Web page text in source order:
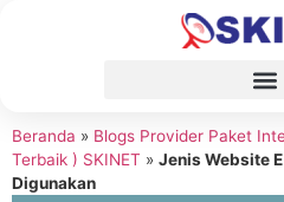
Beranda » Blogs Provider Paket
Terbaik ) SKINET » Jenis Website
Digunakan